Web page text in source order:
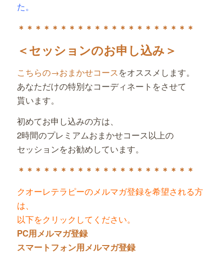
た。
＊＊＊＊＊＊＊＊＊＊＊＊＊ ＊＊＊＊＊＊＊＊
＜セッションのお申し込み＞
こちらの→おまかせコースをオススメします。
あなただけの特別なコーディネートをさせて
貰います。
初めてお申し込みの方は、
2時間のプレミアムおまかせコース以上の
セッションをお勧めしています。
＊＊＊＊＊＊＊＊＊＊＊＊＊＊＊＊＊＊＊＊＊
クオーレテラピーのメルマガ登録を希望される方
は、
以下をクリックしてください。
PC用メルマガ登録
スマートフォン用メルマガ登録